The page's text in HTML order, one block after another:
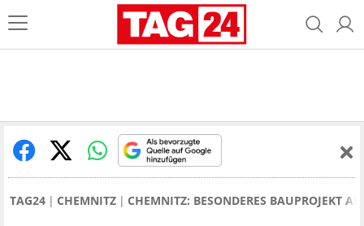
TAG24 CHEMNITZ CHEMNITZ: BESONDERES BAUPROJEKT